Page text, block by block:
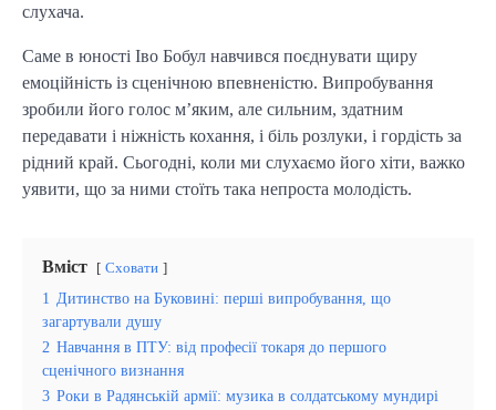
слухача.
Саме в юності Іво Бобул навчився поєднувати щиру
емоційність із сценічною впевненістю. Випробування
зробили його голос м’яким, але сильним, здатним
передавати і ніжність кохання, і біль розлуки, і гордість за
рідний край. Сьогодні, коли ми слухаємо його хіти, важко
уявити, що за ними стоїть така непроста молодість.
Вміст Сховати
1 Дитинство на Буковині: перші випробування, що
загартували душу
2 Навчання в ПТУ: від професії токаря до першого
сценічного визнання
3 Роки в Радянській армії: музика в солдатському мундирі